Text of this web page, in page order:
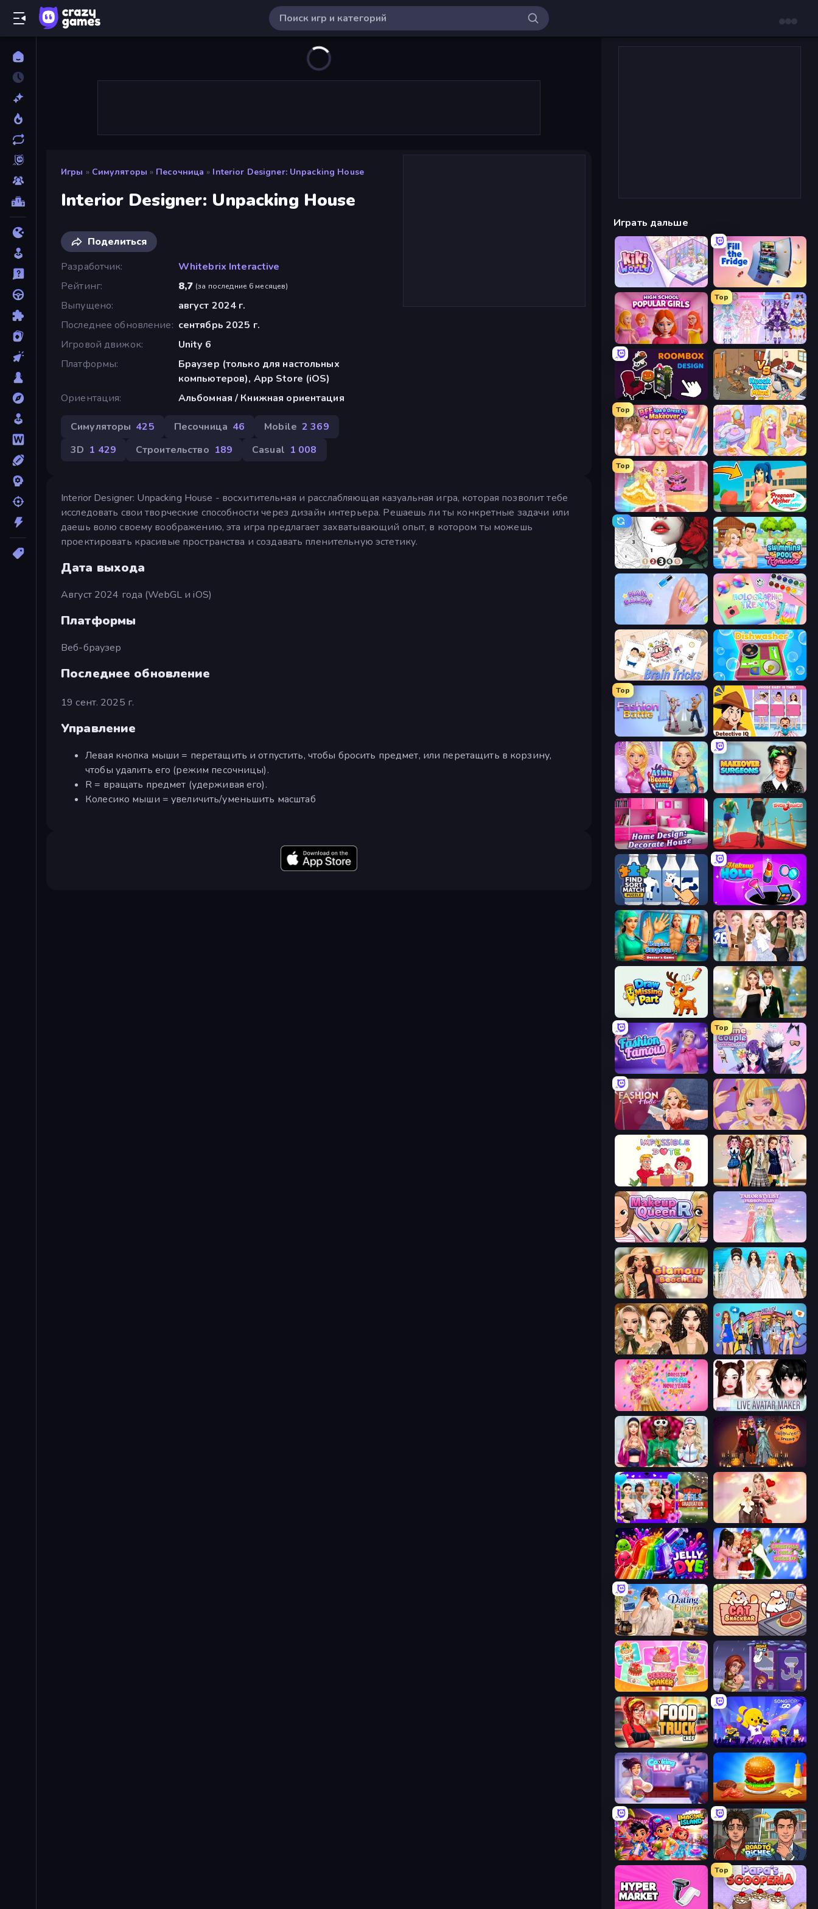
Игры » Симуляторы » Песочница » Interior Designer: Unpacking House
Interior Designer: Unpacking House
Поделиться
Разработчик
Whitebrix Interactive
Рейтинг
8,7 (за последние 6 месяцев)
Выпущено
август 2024 г.
Последнее обновление
сентябрь 2025 г.
Игровой движок
Unity 6
Платформы
Браузер (только для настольных
компьютеров), App Store (iOS)
Ориентация
Альбомная / Книжная ориентация
Симуляторы 425 Песочница 46 Mobile 2 369
3D 1 429 Строительство 189 Casual 1 008
Interior Designer: Unpacking House - восхитительная и расслабляющая казуальная игра, которая позволит тебе
исследовать свои творческие способности через дизайн интерьера. Решаешь ли ты конкретные задачи или
даешь волю своему воображению, эта игра предлагает захватывающий опыт, в котором ты можешь
проектировать красивые пространства и создавать пленительную эстетику.
Дата выхода
Август 2024 года (WebGL и iOS)
Платформы
Веб-браузер
Последнее обновление
19 сент. 2025 г.
Управление
Левая кнопка мыши = перетащить и отпустить, чтобы бросить предмет, или перетащить в корзину,
чтобы удалить его (режим песочницы).
R = вращать предмет (удерживая его).
Колесико мыши = увеличить/уменьшить масштаб
Играть дальше
KiKi World Fill The Fridge
Top
Idol Livestream: Fashion Game
Roombox Design Knock Your Mind
Top
BFF Makeover - Spa & Dress Up Fairy Room - Decor Game
Top
Royal Glow Princess Makeover Pregnant Mother Simulator
Numicolor Swimming Pool Romance
Nail Salon Holographic Trends
Brain Tricks: Brain Games Dishwasher
Top
Fashion Battle Detective IQ: Brain Games
ASMR Beauty Care Makeover Surgeons
Home Design: Decorate House Shoe Race
Find Sort Match - Puzzle Make Up Hole
Hospital Surgeon: Doctor's Game Fashion Week 2025
Draw Missing Part | DOP Puzzle Valentine's Day Proposal
Fashion Famous
Top
Anime Couple: Avatar Maker
Fashion Holic Extreme Makeover
Impossible Date Back To School: Uniforms Edition
Make Up Queen R Tailor Stylist: Fashion Diary
Glamour Beach Life Model Wedding
Autumn Glam Gala College Girls Team Makeover
Dress To Impress: New Year's Party Live Avatar Maker: Girls
BFFs Luxury Loungewear
Mean Girls Graduation Day GRWM Date Night
Jelly Dye Christmas Girls Dress Up
My Dating Empire Cat Snack Bar
Dessert Maker Home Pin 2
Food Truck Chef™: A Fun Cooking Game SongPop GO
Cooking Live Burger Cafe
Imagine Island Life Simulator: Road to Riches
Top